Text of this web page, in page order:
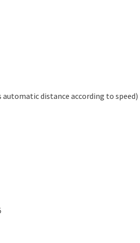
distance according to speed)